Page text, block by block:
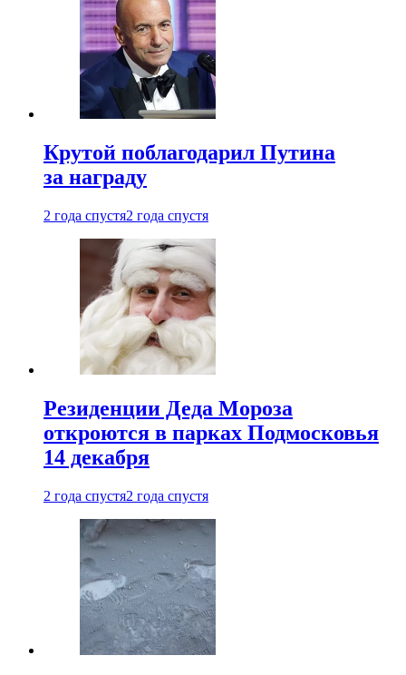
Крутой поблагодарил Путина
за награду
2 года спустя2 года спустя
Резиденции Деда Мороза
откроются в парках Подмосковья
14 декабря
2 года спустя2 года спустя